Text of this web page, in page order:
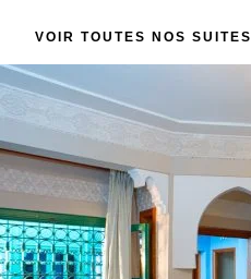
VOIR TOUTES NOS SUITES